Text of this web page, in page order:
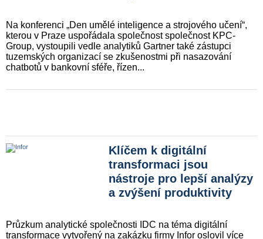
Na konferenci „Den umělé inteligence a strojového učení“,
kterou v Praze uspořádala společnost společnost KPC-
Group, vystoupili vedle analytiků Gartner také zástupci
tuzemských organizací se zkušenostmi při nasazování
chatbotů v bankovní sféře, řízen...
Klíčem k digitální
transformaci jsou
nástroje pro lepší analýzy
a zvýšení produktivity
Průzkum analytické společnosti IDC na téma digitální
transformace vytvořený na zakázku firmy Infor oslovil více